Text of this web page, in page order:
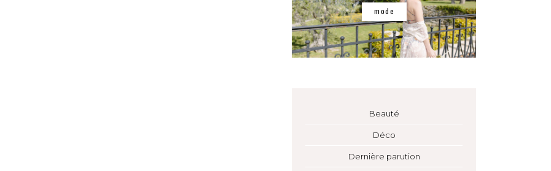
mode
Beauté
Déco
Dernière parution